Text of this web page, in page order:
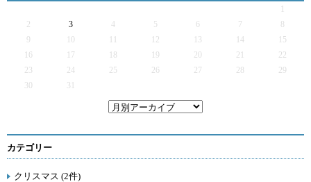
2
3 4 5 6 7
9
12 13 14
15
16
17 19 20 21
22
23
24 25 26 27 28
29
30
31
カテゴリー
クリスマス (2件)